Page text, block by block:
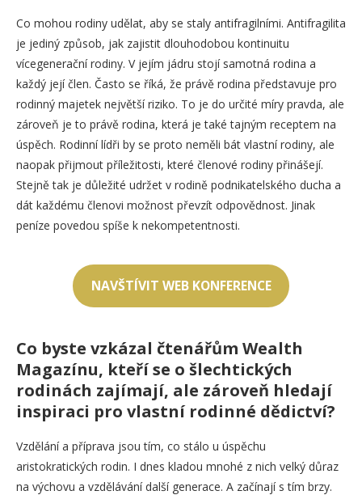
Co mohou rodiny udělat, aby se staly antifragilními. Antifragilita
je jediný způsob, jak zajistit dlouhodobou kontinuitu
vícegenerační rodiny. V jejím jádru stojí samotná rodina a
každý její člen. Často se říká, že právě rodina představuje pro
rodinný majetek největší riziko. To je do určité míry pravda, ale
zároveň je to právě rodina, která je také tajným receptem na
úspěch. Rodinní lídři by se proto neměli bát vlastní rodiny, ale
naopak přijmout příležitosti, které členové rodiny přinášejí.
Stejně tak je důležité udržet v rodině podnikatelského ducha a
dát každému členovi možnost převzít odpovědnost. Jinak
peníze povedou spíše k nekompetentnosti.
NAVŠTÍVIT WEB KONFERENCE
Co byste vzkázal čtenářům Wealth
Magazínu, kteří se o šlechtických
rodinách zajímají, ale zároveň hledají
inspiraci pro vlastní rodinné dědictví?
Vzdělání a příprava jsou tím, co stálo u úspěchu
aristokratických rodin. I dnes kladou mnohé z nich velký důraz
na výchovu a vzdělávání další generace. A začínají s tím brzy.